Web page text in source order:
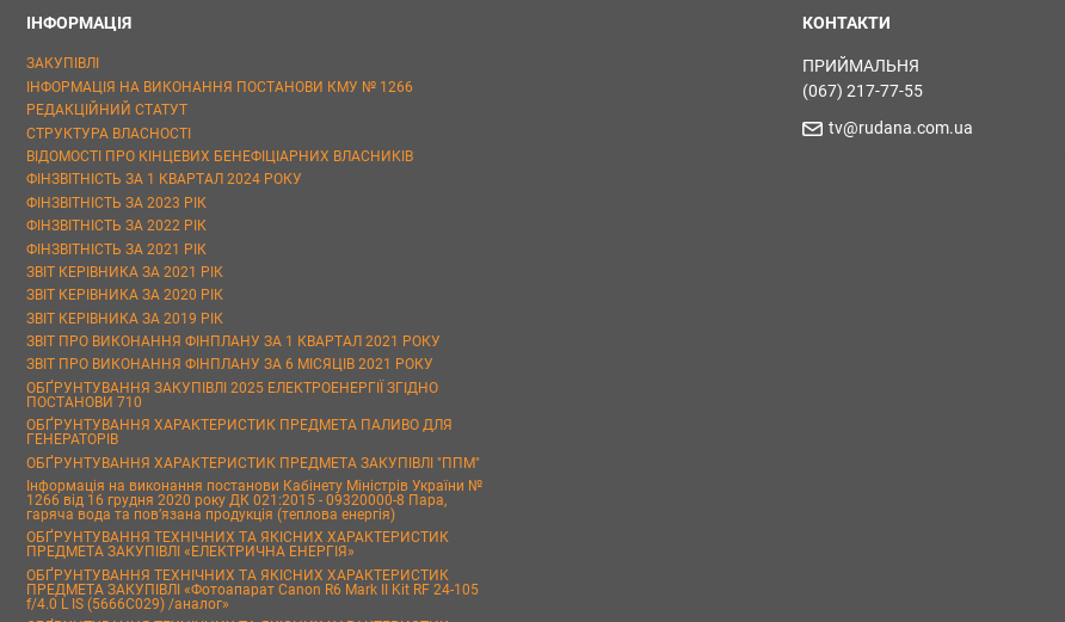
ІНФОРМАЦІЯ
ЗАКУПІВЛІ
ІНФОРМАЦІЯ НА ВИКОНАННЯ ПОСТАНОВИ КМУ № 1266
РЕДАКЦІЙНИЙ СТАТУТ
СТРУКТУРА ВЛАСНОСТІ
ВІДОМОСТІ ПРО КІНЦЕВИХ БЕНЕФІЦІАРНИХ ВЛАСНИКІВ
ФІНЗВІТНІСТЬ ЗА 1 КВАРТАЛ 2024 РОКУ
ФІНЗВІТНІСТЬ ЗА 2023 РІК
ФІНЗВІТНІСТЬ ЗА 2022 РІК
ФІНЗВІТНІСТЬ ЗА 2021 РІК
ЗВІТ КЕРІВНИКА ЗА 2021 РІК
ЗВІТ КЕРІВНИКА ЗА 2020 РІК
ЗВІТ КЕРІВНИКА ЗА 2019 РІК
ЗВІТ ПРО ВИКОНАННЯ ФІНПЛАНУ ЗА 1 КВАРТАЛ 2021 РОКУ
ЗВІТ ПРО ВИКОНАННЯ ФІНПЛАНУ ЗА 6 МІСЯЦІВ 2021 РОКУ
ОБҐРУНТУВАННЯ ЗАКУПІВЛІ 2025 ЕЛЕКТРОЕНЕРГІЇ ЗГІДНО
ПОСТАНОВИ 710
ОБҐРУНТУВАННЯ ХАРАКТЕРИСТИК ПРЕДМЕТА ПАЛИВО ДЛЯ
ГЕНЕРАТОРІВ
ОБҐРУНТУВАННЯ ХАРАКТЕРИСТИК ПРЕДМЕТА ЗАКУПІВЛІ "ППМ"
Інформація на виконання постанови Кабінету Міністрів України №
1266 від 16 грудня 2020 року ДК 021:2015 - 09320000-8 Пара,
гаряча вода та пов’язана продукція (теплова енергія)
ОБҐРУНТУВАННЯ ТЕХНІЧНИХ ТА ЯКІСНИХ ХАРАКТЕРИСТИК
ПРЕДМЕТА ЗАКУПІВЛІ «ЕЛЕКТРИЧНА ЕНЕРГІЯ»
ОБҐРУНТУВАННЯ ТЕХНІЧНИХ ТА ЯКІСНИХ ХАРАКТЕРИСТИК
ПРЕДМЕТА ЗАКУПІВЛІ «Фотоапарат Canon R6 Mark II Kit RF 24-105
f/4.0 L IS (5666C029) /аналог»
КОНТАКТИ
ПРИЙМАЛЬНЯ
(067) 217-77-55
tv@rudana.com.ua